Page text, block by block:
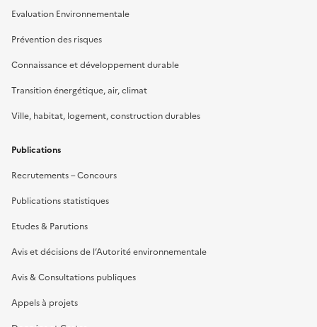
Evaluation Environnementale
Prévention des risques
Connaissance et développement durable
Transition énergétique, air, climat
Ville, habitat, logement, construction durables
Publications
Recrutements – Concours
Publications statistiques
Etudes & Parutions
Avis et décisions de l’Autorité environnementale
Avis & Consultations publiques
Appels à projets